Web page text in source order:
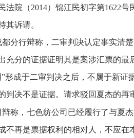
法院（2014）锦江民初字第1622号
其诉请。
分行辩称，二审判决认定事实清
充分的证据证明其是案涉汇票的最
形成于二审判决之后，不属于新证
判决不是证据。请求驳回夏杰的再
称，七色纺公司已经履行了与夏
不再是票据权利的相对人，不应在